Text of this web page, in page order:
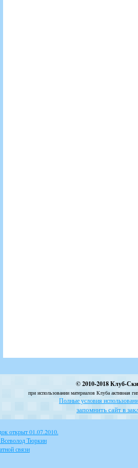
© 2010-2018 Клуб-
при использовании материалов Клуба активная
Полные условия
запомнить сайт в
открыт 01.07.2010.
Тюркин
связи